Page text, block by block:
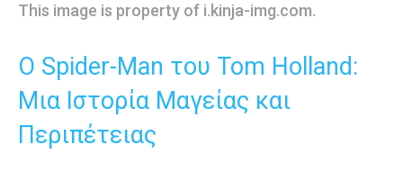
This image is property of i.kinja-img.com.
Ο Spider-Man του Tom Holland:
Μια Ιστορία Μαγείας και
Περιπέτειας